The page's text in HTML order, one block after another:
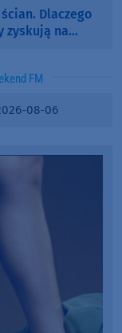
Dlaczego
zyskują na
FM
08-06